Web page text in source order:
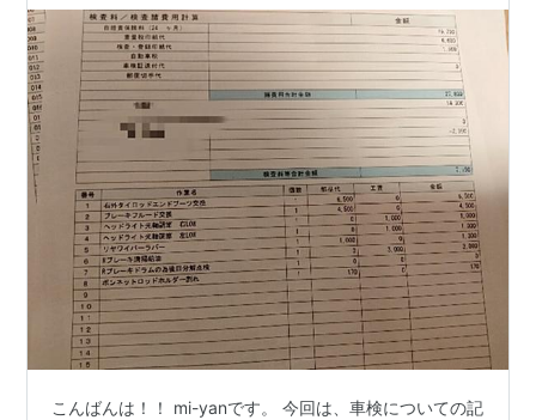
こんばんは！！ mi-yanです。 今回は、車検についての記